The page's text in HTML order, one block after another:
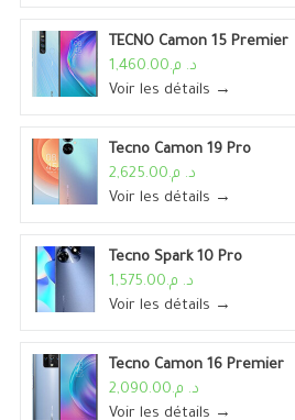
TECNO Camon 15 Premier
د. م.1,460.00
Voir les détails →
Tecno Camon 19 Pro
د. م.2,625.00
Voir les détails →
Tecno Spark 10 Pro
د. م.1,575.00
Voir les détails →
Tecno Camon 16 Premier
د. م.2,090.00
Voir les détails →